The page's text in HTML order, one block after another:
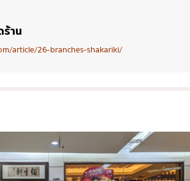
ร้าน
article/26-branches-shakariki/